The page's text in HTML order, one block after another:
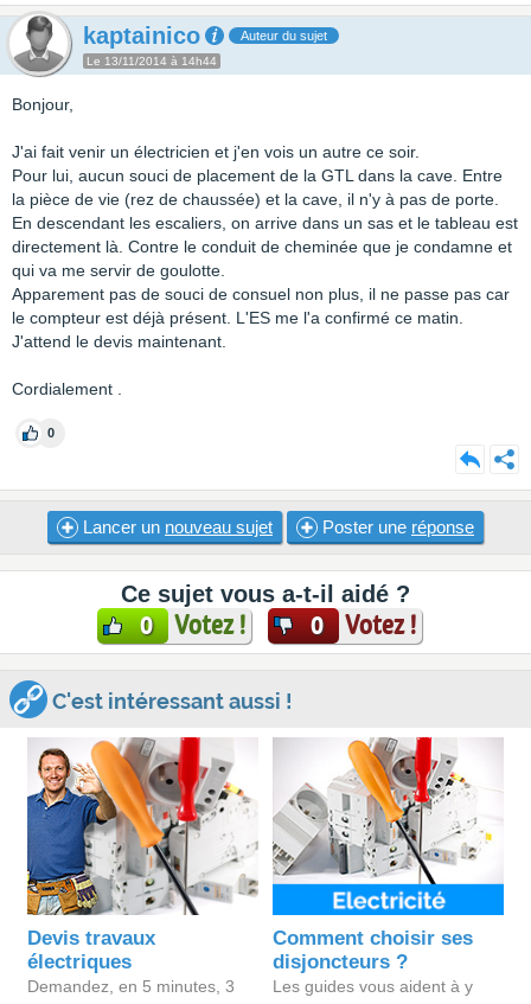
kaptainico Auteur du sujet
Le 13/11/2014 à 14h44
Bonjour,
J'ai fait venir un électricien et j'en vois un autre ce soir.
Pour lui, aucun souci de placement de la GTL dans la cave. Entre
la pièce de vie (rez de chaussée) et la cave, il n'y à pas de porte.
En descendant les escaliers, on arrive dans un sas et le tableau est
directement là. Contre le conduit de cheminée que je condamne et
qui va me servir de goulotte.
Apparement pas de souci de consuel non plus, il ne passe pas car
le compteur est déjà présent. L'ES me l'a confirmé ce matin.
J'attend le devis maintenant.
Cordialement .
0
Lancer un nouveau sujet Poster une réponse
Ce sujet vous a-t-il aidé ?
0 Votez ! 0 Votez !
C'est intéressant aussi !
Devis travaux
électriques
Demandez, en 5 minutes, 3
Comment choisir ses
disjoncteurs ?
Les guides vous aident à y